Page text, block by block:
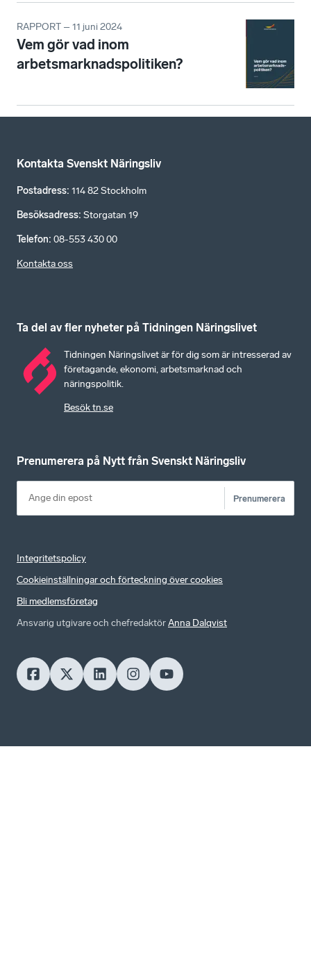
RAPPORT – 11 juni 2024
Vem gör vad inom
arbetsmarknadspolitiken?
Kontakta Svenskt Näringsliv
Postadress: 114 82 Stockholm
Besöksadress: Storgatan 19
Telefon: 08-553 430 00
Kontakta oss
Ta del av fler nyheter på Tidningen Näringslivet
Tidningen Näringslivet är för dig som är intresserad av
företagande, ekonomi, arbetsmarknad och
näringspolitik.
Besök tn.se
Prenumerera på Nytt från Svenskt Näringsliv
Prenumerera
Integritetspolicy
Cookieinställningar och förteckning över cookies
Bli medlemsföretag
Ansvarig utgivare och chefredaktörAnna Dalqvist